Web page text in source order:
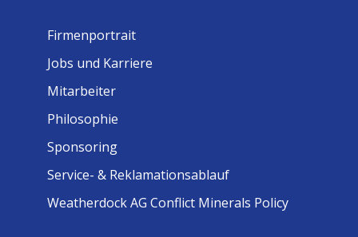
Firmenportrait
Jobs und Karriere
Mitarbeiter
Philosophie
Sponsoring
Service- & Reklamationsablauf
Weatherdock AG Conflict Minerals Policy